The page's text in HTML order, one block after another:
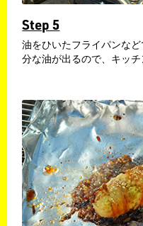
Step 5
油をひいたフライパンな
分な油が出るので、キッチ